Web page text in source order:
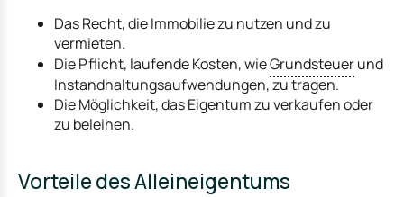
Das Recht, die Immobilie zu nutzen und zu
vermieten.
Die Pflicht, laufende Kosten, wieGrundsteuerund
Instandhaltungsaufwendungen, zu tragen.
Die Möglichkeit, das Eigentum zu verkaufen oder
zu beleihen.
Vorteile des Alleineigentums